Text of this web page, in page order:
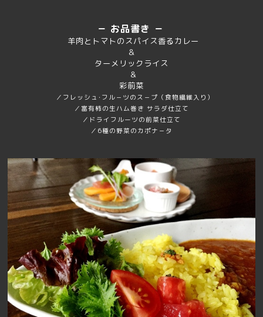
－ お品書き －
羊肉とトマトのスパイス香るカレー
＆
ターメリックライス
＆
彩前菜
／フレッシュ･フル－ツのス－プ（食物繊維入り）
／富有柿の生ハム巻き サラダ仕立て
／ドライフルーツの前菜仕立て
／6種の野菜のカポナ－タ